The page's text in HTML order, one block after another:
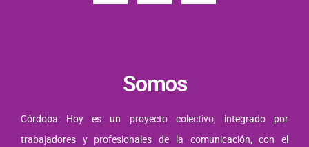
Somos
Córdoba Hoy es un proyecto colectivo, integrado por
trabajadores y profesionales de la comunicación, con el